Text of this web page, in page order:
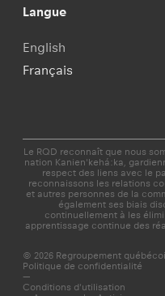
Langue
English
Français
Le RQD reconnaît que nous
nation Kanien'kehá:ka,
respect des liens avec le
reconnaissons les relations
et autres personnes de la
également ses biais
continuellement à les
apprentissage continue des
© 2026 Regroupement
Politique de confidentialité
—
Conditions d'utilisation